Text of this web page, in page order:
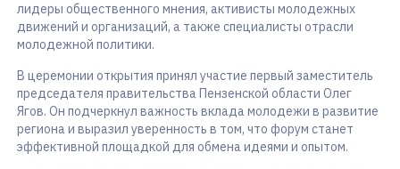
лидеры общественного мнения, активисты молодежных
движений и организаций, а также специалисты отрасли
молодежной политики.
В церемонии открытия принял участие первый заместитель
председателя правительства Пензенской области Олег
Ягов. Он подчеркнул важность вклада молодежи в развитие
региона и выразил уверенность в том, что форум станет
эффективной площадкой для обмена идеями и опытом.